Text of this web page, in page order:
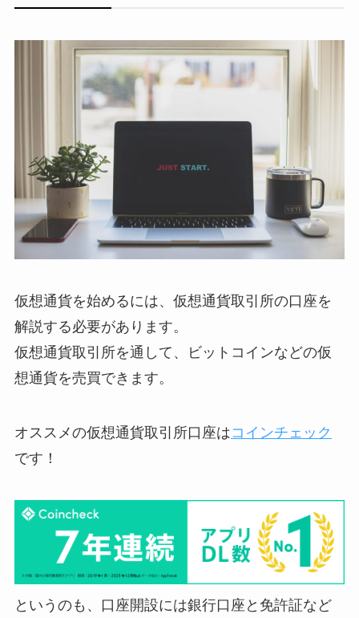
仮想通貨を始めるには、仮想通貨取引所の口座を
解説する必要があります。
仮想通貨取引所を通して、ビットコインなどの仮
想通貨を売買できます。
オススメの仮想通貨取引所口座はコインチェック
です！
というのも、口座開設には銀行口座と免許証など